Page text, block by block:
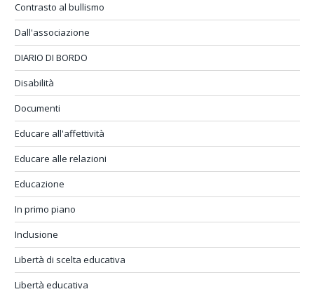
Contrasto al bullismo
Dall'associazione
DIARIO DI BORDO
Disabilità
Documenti
Educare all'affettività
Educare alle relazioni
Educazione
In primo piano
Inclusione
Libertà di scelta educativa
Libertà educativa